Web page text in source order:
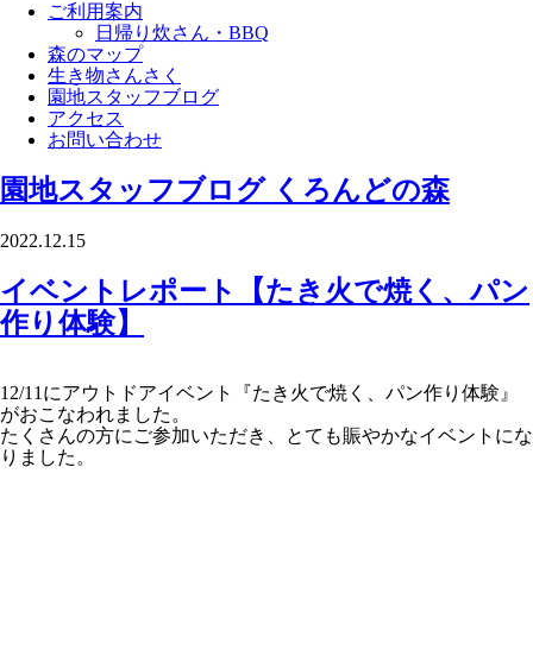
ご利用案内
日帰り炊さん・BBQ
森のマップ
生き物さんさく
園地スタッフブログ
アクセス
お問い合わせ
園地スタッフブログ くろんどの森
2022.12.15
イベントレポート【たき火で焼く、パン
作り体験】
12/11にアウトドアイベント『たき火で焼く、パン作り体験』
がおこなわれました。
たくさんの方にご参加いただき、とても賑やかなイベントにな
りました。